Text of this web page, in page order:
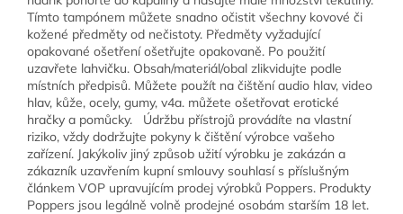
Tímto tampónem můžete snadno očistit všechny kovové či
kožené předměty od nečistoty. Předměty vyžadující
opakované ošetření ošetřujte opakovaně. Po použití
uzavřete lahvičku. Obsah/materiál/obal zlikvidujte podle
místních předpisů. Můžete použít na čištění audio hlav, video
hlav, kůže, ocely, gumy, v4a. můžete ošetřovat erotické
hračky a pomůcky. Údržbu přístrojů provádíte na vlastní
riziko, vždy dodržujte pokyny k čištění výrobce vašeho
zařízení. Jakýkoliv jiný způsob užití výrobku je zakázán a
zákazník uzavřením kupní smlouvy souhlasí s příslušným
článkem VOP upravujícím prodej výrobků Poppers. Produkty
Poppers jsou legálně volně prodejné osobám starším 18 let.